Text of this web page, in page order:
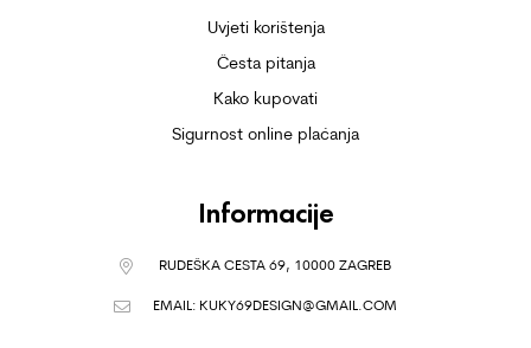
Uvjeti korištenja
Česta pitanja
Kako kupovati
Sigurnost online plaćanja
Informacije
RUDEŠKA CESTA 69, 10000 ZAGREB
EMAIL: KUKY69DESIGN@GMAIL.COM